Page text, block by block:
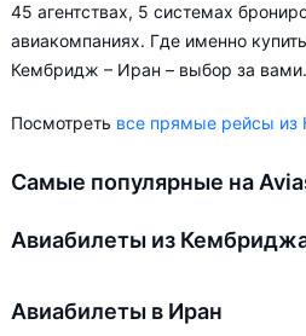
45 агентствах, 5 системах
авиакомпаниях. Где именно
Кембридж – Иран – выбор за вами.
Посмотреть все прямые рейсы из
Самые популярные на
Авиабилеты из
Авиабилеты в Иран